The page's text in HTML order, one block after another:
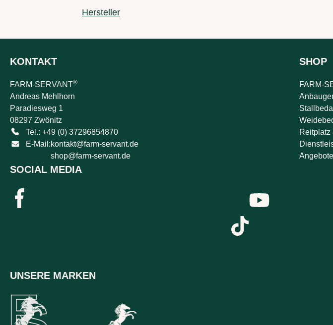
Hersteller
KONTAKT
FARM-SERVANT®
Andreas Mehlhorn
Paradiesweg 1
08297 Zwönitz
Tel.: +49 (0) 37296854870
E-Mail:kontakt@farm-servant.de
shop@farm-servant.de
SHOP
FARM-
Reitplatz
Angebote
SOCIAL MEDIA
UNSERE MARKEN